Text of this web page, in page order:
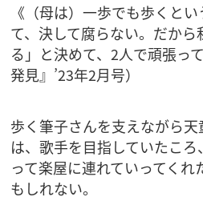
《（母は）一歩でも歩くと
て、決して腐らない。だか
る」と決めて、2人で頑張っ
発見』’23年2月号）
歩く筆子さんを支えながら
は、歌手を目指していたこ
って楽屋に連れていってく
もしれない。